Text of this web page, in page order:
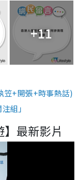
+11
笠+開張+時事熱話)
組」
最新影片